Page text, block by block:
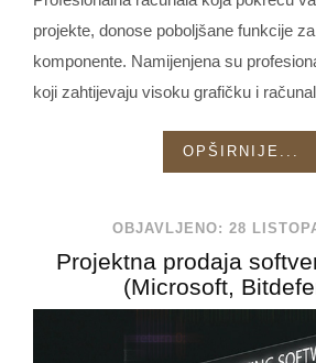
projekte, donose poboljšane funkcije
komponente. Namijenjena su
koji zahtijevaju visoku grafičku i
OPŠIRNIJE...
OBJAVLJENO: 28
Projektna prodaja
(Microsoft,